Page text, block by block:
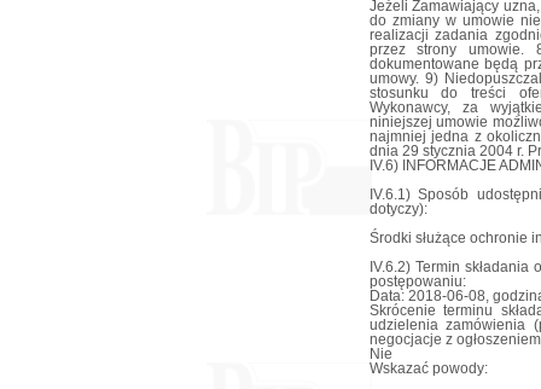
Jeżeli Zamawiający
do zmiany w umowie
realizacji zadania
przez strony
dokumentowane będą
umowy. 9)
stosunku do treści
Wykonawcy, za
niniejszej umowie
najmniej jedna z
dnia 29 stycznia 2004 r.
IV.6) INFORMACJE
IV.6.1) Sposób
dotyczy):
Środki służące ochronie
IV.6.2) Termin
postępowaniu:
Data: 2018-06-08,
Skrócenie terminu
udzielenia zamówienia
negocjacje z
Nie
Wskazać powody: